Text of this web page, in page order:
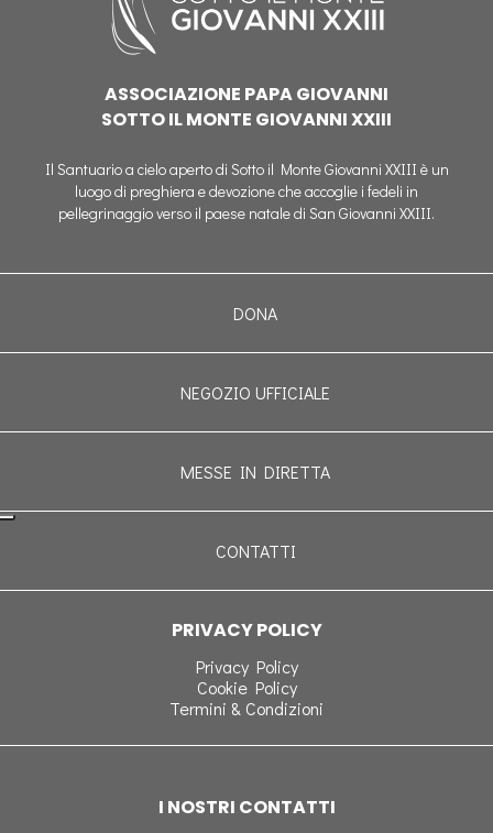
ASSOCIAZIONE PAPA GIOVANNI
SOTTO IL MONTE GIOVANNI XXIII
Il Santuario a cielo aperto di Sotto il Monte Giovanni XXIII è un
luogo di preghiera e devozione che accoglie i fedeli in
pellegrinaggio verso il paese natale di San Giovanni XXIII.
DONA
NEGOZIO UFFICIALE
MESSE IN DIRETTA
CONTATTI
PRIVACY POLICY
Privacy Policy
Cookie Policy
Termini & Condizioni
I NOSTRI CONTATTI